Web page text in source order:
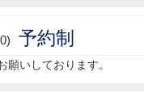
予約制
いしております。